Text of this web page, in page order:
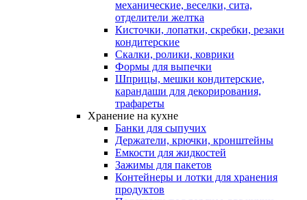
механические, веселки, сита,
отделители желтка
Кисточки, лопатки, скребки, резаки
кондитерские
Скалки, ролики, коврики
Формы для выпечки
Шприцы, мешки кондитерские,
карандаши для декорирования,
трафареты
Хранение на кухне
Банки для сыпучих
Держатели, крючки, кронштейны
Емкости для жидкостей
Зажимы для пакетов
Контейнеры и лотки для хранения
продуктов